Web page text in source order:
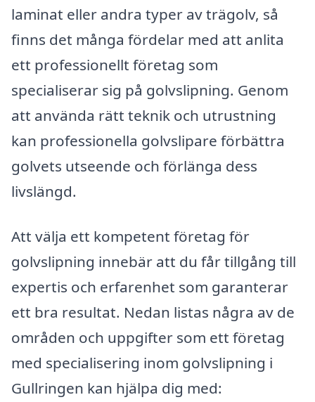
laminat eller andra typer av trägolv, så
finns det många fördelar med att anlita
ett professionellt företag som
specialiserar sig på golvslipning. Genom
att använda rätt teknik och utrustning
kan professionella golvslipare förbättra
golvets utseende och förlänga dess
livslängd.
Att välja ett kompetent företag för
golvslipning innebär att du får tillgång till
expertis och erfarenhet som garanterar
ett bra resultat. Nedan listas några av de
områden och uppgifter som ett företag
med specialisering inom golvslipning i
Gullringen kan hjälpa dig med: